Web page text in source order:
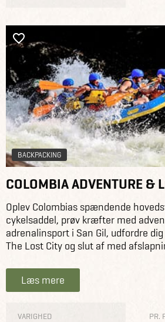
BACKPACKING
COLOMBIA ADVENTURE &
Oplev Colombias spændende
cykelsaddel, prøv kræfter med
adrenalinsport i San Gil, udfordre
The Lost City og slut af med
Læs mere
VARIGHED PR.